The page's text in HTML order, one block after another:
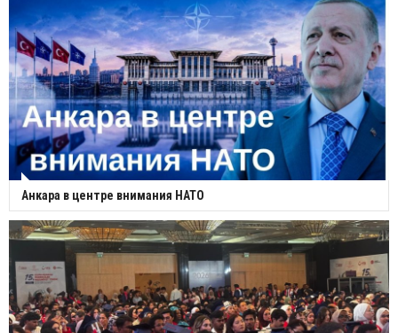
Анкара в центре внимания НАТО